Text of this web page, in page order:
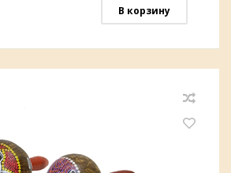
В корзину